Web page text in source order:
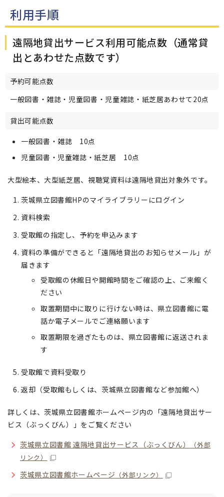
利用手順
遠隔地貸出サービス利用可能点数（通常貸
出とあわせた点数です）
予約可能点数
一般図書・雑誌・児童図書・児童雑誌・紙芝居あわせて20点
貸出可能点数
一般図書・雑誌 10点
児童図書・児童雑誌・紙芝居 10点
大型絵本、大型紙芝居、視聴覚資料は遠隔地貸出対象外です。
茨城県立図書館HPのマイライブラリーにログイン
資料検索
受取館の指定し、予約を申込みます
資料の準備ができると「遠隔地貸出のお知らせメール」が
届きます
受取館の休館日や開館時間をご確認の上、ご来館く
ださい
取置期間中に取りに行けない時は、県立図書館に電
話か電子メールでご連絡願います
取置期限を過ぎたものは、県立図書館に返送されま
す
受取館で資料受取り
返却（受取館もしくは、茨城県立図書館など参加館へ）
詳しくは、茨城県立図書館ホームページ内の「遠隔地貸出サー
ビス（ぶっくびん）」をご覧ください
茨城県立図書館 遠隔地貸出サービス（ぶっくびん）
（外部
リンク）
茨城県立図書館ホームページ （外部リンク）